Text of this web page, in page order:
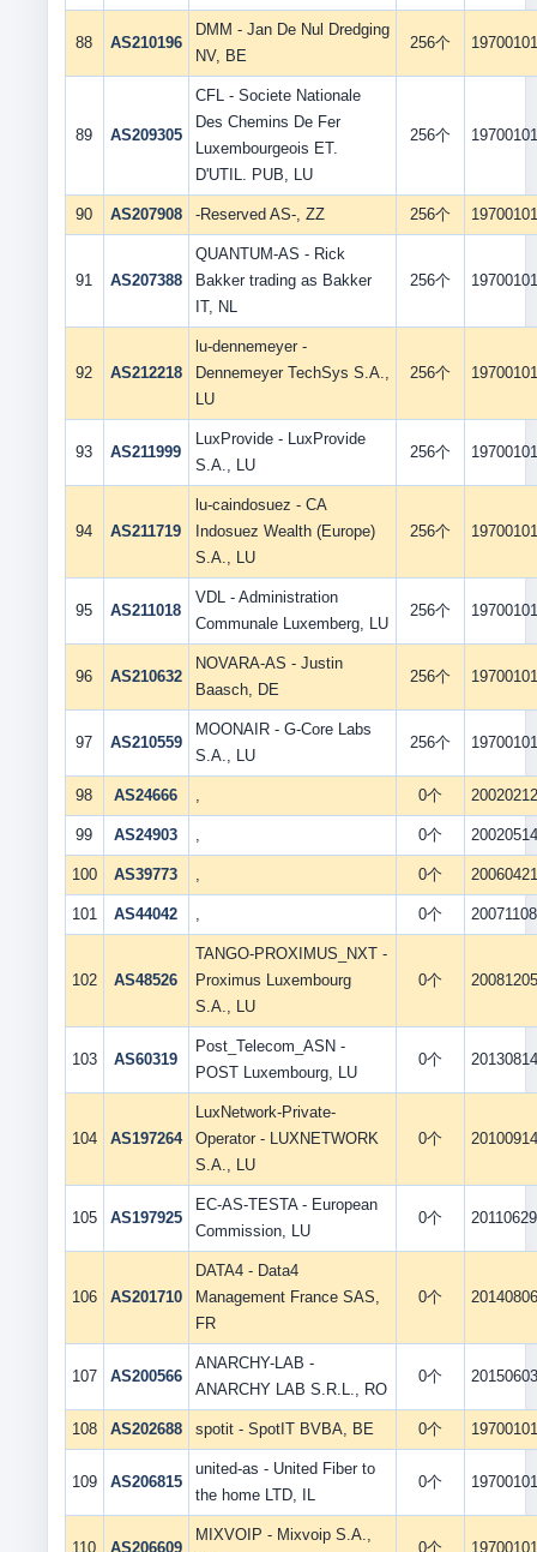
88 AS210196
DMM - Jan De Nul Dredging
NV, BE
256个 19700101
89 AS209305
CFL - Societe Nationale
Des Chemins De Fer
Luxembourgeois ET.
D'UTIL. PUB, LU
256个 19700101
90 AS207908 -Reserved AS-, ZZ 256个 19700101
91 AS207388
QUANTUM-AS - Rick
Bakker trading as Bakker
IT, NL
256个 19700101
92 AS212218
lu-dennemeyer -
Dennemeyer TechSys S.A.,
LU
256个 19700101
93 AS211999
LuxProvide - LuxProvide
S.A., LU
256个 19700101
94 AS211719
lu-caindosuez - CA
Indosuez Wealth (Europe)
S.A., LU
256个 19700101
95 AS211018
VDL - Administration
Communale Luxemberg, LU
256个 19700101
96 AS210632
NOVARA-AS - Justin
Baasch, DE
256个 19700101
97 AS210559
MOONAIR - G-Core Labs
S.A., LU
256个 19700101
98 AS24666 , 0个 20020212
99 AS24903 , 0个 20020514
100 AS39773 , 0个 20060421
101 AS44042 , 0个 20071108
102 AS48526
TANGO-PROXIMUS_NXT -
Proximus Luxembourg
S.A., LU
0个 20081205
103 AS60319
Post_Telecom_ASN -
POST Luxembourg, LU
0个 20130814
104 AS197264
LuxNetwork-Private-
Operator - LUXNETWORK
S.A., LU
0个 20100914
105 AS197925
EC-AS-TESTA - European
Commission, LU
0个 20110629
106 AS201710
DATA4 - Data4
Management France SAS,
FR
0个 20140806
107 AS200566
ANARCHY-LAB -
ANARCHY LAB S.R.L., RO
0个 20150603
108 AS202688 spotit - SpotIT BVBA, BE 0个 19700101
109 AS206815
united-as - United Fiber to
the home LTD, IL
0个 19700101
110 AS206609
MIXVOIP - Mixvoip S.A.,
0个 19700101